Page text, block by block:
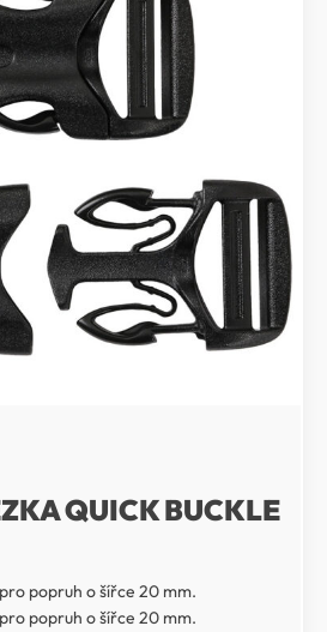
QUICK BUCKLE
popruh o šířce 20 mm.
popruh o šířce 20 mm.